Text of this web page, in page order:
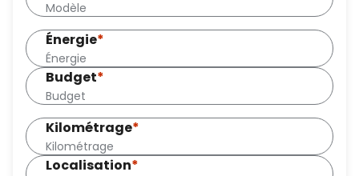
Énergie*
Budget*
Kilométrage*
Localisation*